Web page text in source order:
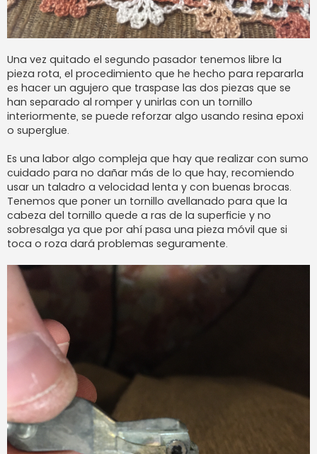
Una vez quitado el segundo pasador tenemos libre la
pieza rota, el procedimiento que he hecho para repararla
es hacer un agujero que traspase las dos piezas que se
han separado al romper y unirlas con un tornillo
interiormente, se puede reforzar algo usando resina epoxi
o superglue.
Es una labor algo compleja que hay que realizar con sumo
cuidado para no dañar más de lo que hay, recomiendo
usar un taladro a velocidad lenta y con buenas brocas.
Tenemos que poner un tornillo avellanado para que la
cabeza del tornillo quede a ras de la superficie y no
sobresalga ya que por ahí pasa una pieza móvil que si
toca o roza dará problemas seguramente.